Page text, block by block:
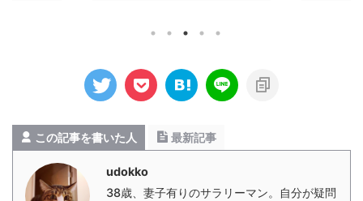
じます。夜
6.3 VRの2本です。結局50mmばっか
も良さそうだったので、日常使いは
50mm一本。子どものイベントではや
はり望遠がいるので、DXモードで望
判断でした。 まだ手になじんでい ...
この記事を書いた人 最新記事
udokko
38歳、妻子有りのサラリーマン。自分が疑問